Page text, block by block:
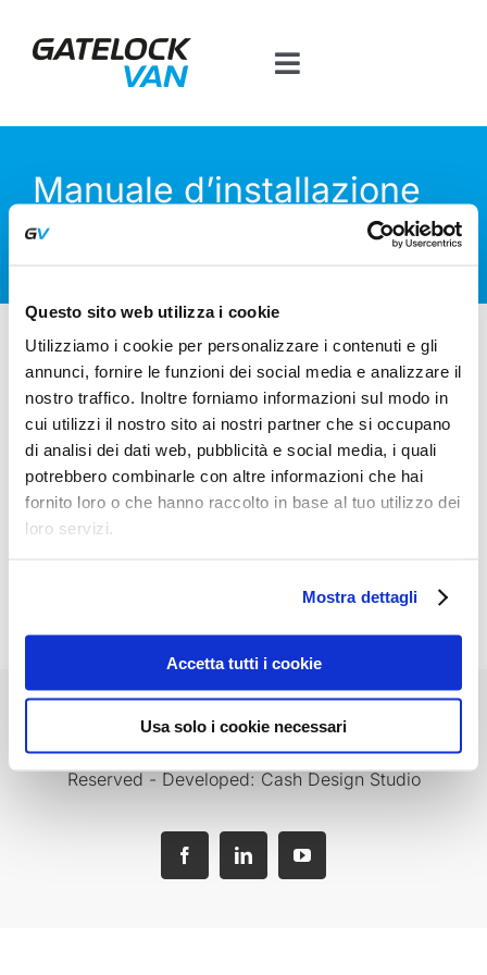
Questo sito web utilizza i cookie
Utilizziamo i cookie per personalizzare i contenuti e gli
annunci, fornire le funzioni dei social media e analizzare il
nostro traffico. Inoltre forniamo informazioni sul modo in
cui utilizzi il nostro sito ai nostri partner che si occupano
di analisi dei dati web, pubblicità e social media, i quali
potrebbero combinarle con altre informazioni che hai
fornito loro o che hanno raccolto in base al tuo utilizzo dei
loro servizi.
Mostra dettagli
Accetta tutti i cookie
Usa solo i cookie necessari
Toggle
Home
Prodotti per veicolo
Piattaforma BT
Manuale d’installazione
VOLKSWAGEN
CADDY
TRANSPORTER T5
VW Transporter T5
TRANSPORTER T6
Privacy Policy-Cookies Policy-Garanzia
Gatelock Van® - P.IVA 01660840743 - All Rights
Reserved - Developed: Cash Design Studio
FacebookLinkedInYouTube